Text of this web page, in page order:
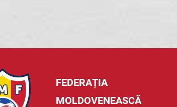
FEDERAȚIA
MOLDOVENEASCĂ